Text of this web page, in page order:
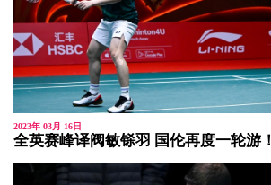
2023年 03月 16日
全英赛峰译阀敏铩羽 国伦再度一轮游！